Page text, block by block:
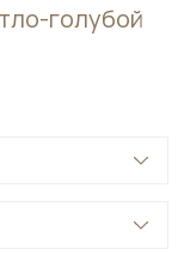
голубой